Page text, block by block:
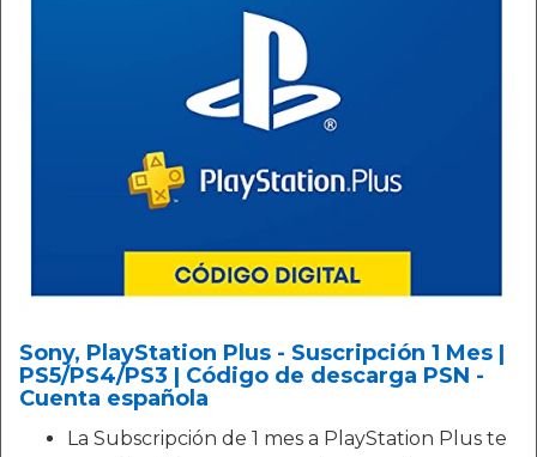
Sony, PlayStation Plus - Suscripción 1 Mes |
PS5/PS4/PS3 | Código de descarga PSN -
Cuenta española
La Subscripción de 1 mes a PlayStation Plus te